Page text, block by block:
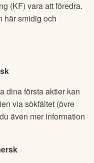
(KF) vara att föredra.
här smidig och
dina första aktier kan
via sökfältet (övre
även mer information